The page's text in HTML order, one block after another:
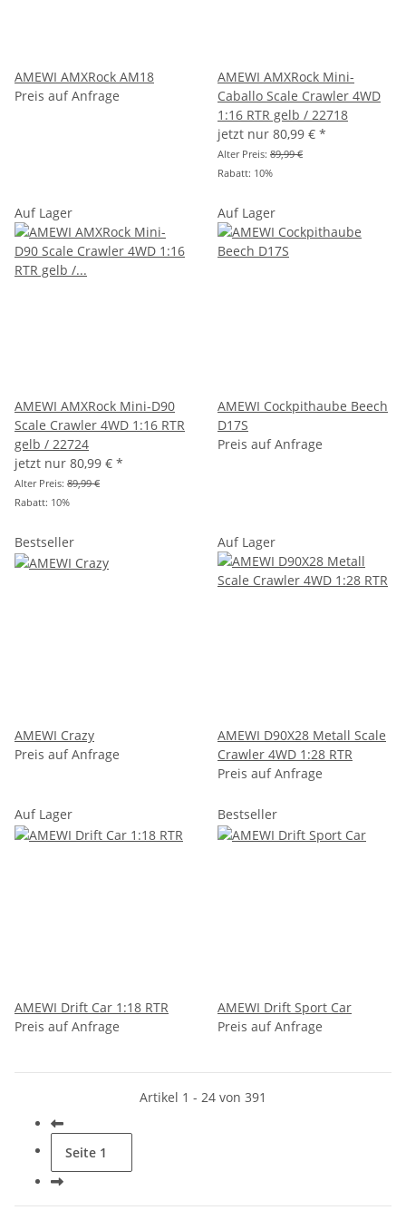
AMEWI AMXRock AM18
Preis auf Anfrage
AMEWI AMXRock Mini-
Caballo Scale Crawler 4WD
1:16 RTR gelb / 22718
jetzt nur 80,99 € *
Alter Preis: 89,99 €
Rabatt: 10%
Auf Lager
AMEWI AMXRock Mini-D90
Scale Crawler 4WD 1:16 RTR
gelb / 22724
jetzt nur 80,99 € *
Alter Preis: 89,99 €
Rabatt: 10%
Auf Lager
AMEWI Cockpithaube Beech
D17S
Preis auf Anfrage
Bestseller
AMEWI Crazy
Preis auf Anfrage
Auf Lager
AMEWI D90X28 Metall Scale
Crawler 4WD 1:28 RTR
Preis auf Anfrage
Auf Lager
AMEWI Drift Car 1:18 RTR
Preis auf Anfrage
Bestseller
AMEWI Drift Sport Car
Preis auf Anfrage
Artikel 1 - 24 von 391
Seite 1